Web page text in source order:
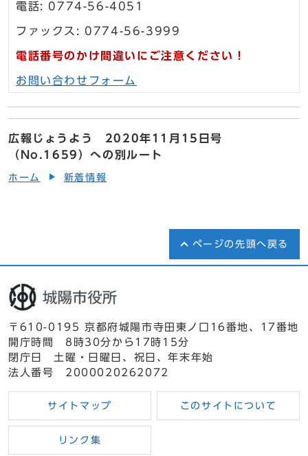
電話: 0774-56-4051
ファックス: 0774-56-3999
電話番号のかけ間違いにご注意ください！
お問い合わせフォーム
広報じょうよう 2020年11月15日号
（No.1659）への別ルート
ホーム 新着情報
ページの先頭へ戻る
〒610-0195 京都府城陽市寺田東ノ口16番地、17番地
開庁時間 8時30分から17時15分
閉庁日 土曜・日曜日、祝日、年末年始
法人番号 2000020262072
サイトマップ このサイトについて
リンク集